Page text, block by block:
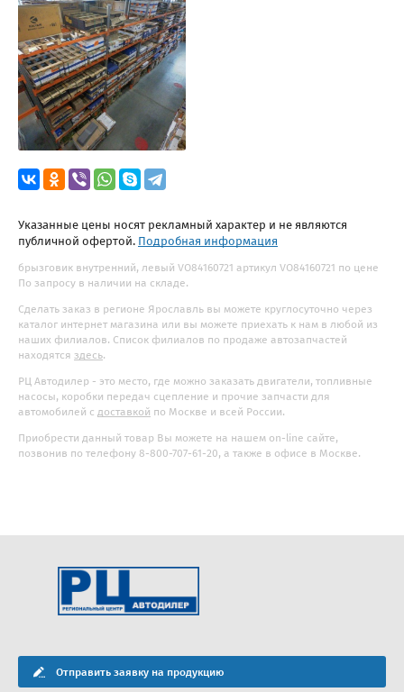
Указанные цены носят рекламный характер и не являются
публичной офертой. Подробная информация
брызговик внутренний, левый VO84160721 артикул VO84160721 по цене
По запросу в наличии на складе.
Сделать заказ в регионе Ярославль вы можете круглосуточно через
каталог интернет магазина или вы можете приехать к нам в любой из
наших филиалов. Список филиалов по продаже автозапчастей
находятся здесь.
РЦ Автодилер - это место, где можно заказать двигатели, топливные
насосы, коробки передач сцепление и прочие запчасти для
автомобилей с доставкой по Москве и всей России.
Приобрести данный товар Вы можете на нашем on-line сайте,
позвонив по телефону 8-800-707-61-20, а также в офисе в Москве.
Отправить заявку на продукцию